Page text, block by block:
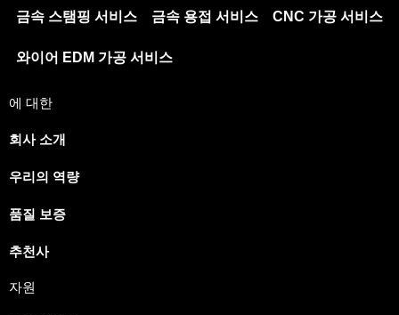
금속 스탬핑 서비스 금속 용접 서비스 CNC 가공 서비스
와이어 EDM 가공 서비스
에 대한
회사 소개
우리의 역량
품질 보증
추천사
자원